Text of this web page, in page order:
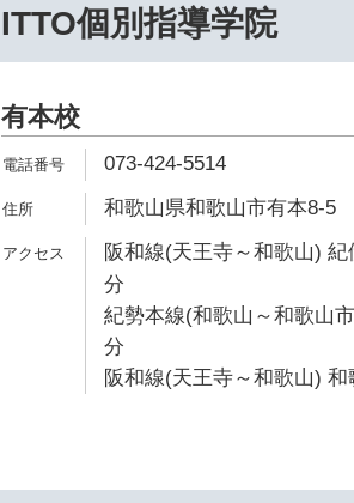
ITTO個別指導学院
有本校
073-424-5514
和歌山県和歌山市有本8-5
阪和線(天王寺～和歌山)
分
紀勢本線(和歌山～和歌山
分
阪和線(天王寺～和歌山)